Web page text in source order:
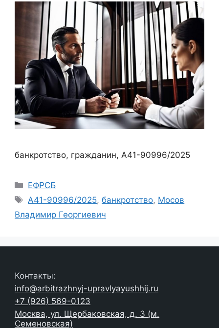
банкротство, гражданин, А41-90996/2025
Рубрики
ЕФРСБ
Метки
А41-90996/2025,банкротство, Мосов
Владимир Георгиевич
Контакты:
info@arbitrazhnyj-upravlyayushhij.ru
+7 (926) 569-0123
Москва, ул. Щербаковская, д. 3 (м.
Семеновская)